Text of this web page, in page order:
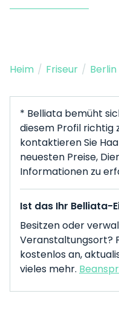
Heim / Friseur / Berlin
* Belliata bemüht
diesem Profil richtig
kontaktieren Sie
neuesten Preise,
Informationen zu
Ist das Ihr Belliata-
Besitzen oder
Veranstaltungsort?
kostenlos an,
vieles mehr.